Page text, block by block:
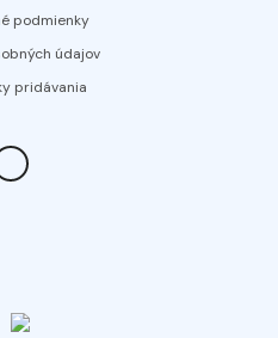
podmienky
údajov
pridávania